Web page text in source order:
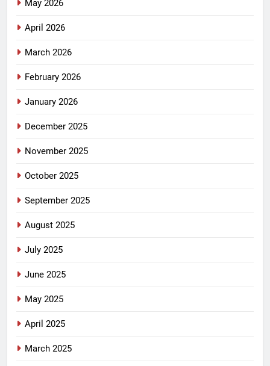
May 2026
April 2026
March 2026
February 2026
January 2026
December 2025
November 2025
October 2025
September 2025
August 2025
July 2025
June 2025
May 2025
April 2025
March 2025